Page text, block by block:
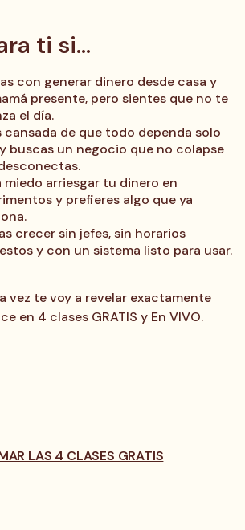
ti si...
con generar dinero desde casa y
presente, pero sientes que no te
el día.
cansada de que todo dependa solo
buscas un negocio que no colapse
miedo arriesgar tu dinero en
y prefieres algo que ya
crecer sin jefes, sin horarios
y con un sistema listo para usar.
vez te voy a revelar exactamente
en 4 clases GRATIS y En VIVO.
LAS 4 CLASES GRATIS